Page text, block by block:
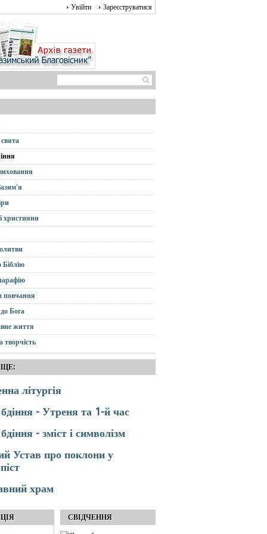
Увійти Зареєструватися
християни
Біблію
повчання
Бога
життя
творчість
ЩЕ:
літургія
бдіння - Утреня та 1-й час
- зміст і символізм
Устав про поклони у
храм
СВІДЧЕННЯ